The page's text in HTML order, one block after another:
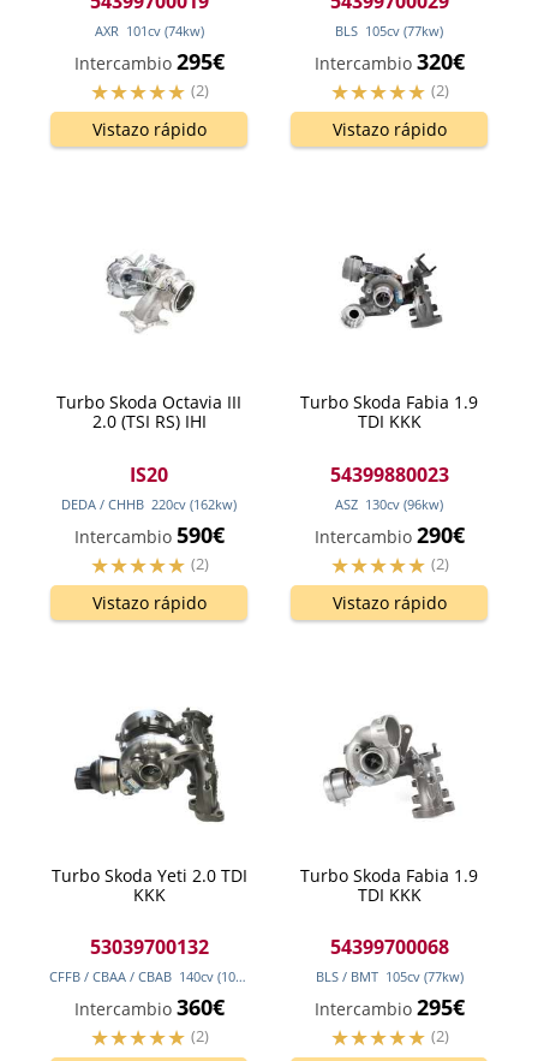
AXR 101cv (74kw)
Intercambio 295€
(2)
Vistazo rápido
BLS 105cv (77kw)
Intercambio 320€
(2)
Vistazo rápido
Turbo Skoda Octavia III
2.0 (TSI RS) IHI
IS20
DEDA / CHHB 220cv (162kw)
Intercambio 590€
(2)
Vistazo rápido
Turbo Skoda Fabia 1.9
TDI KKK
54399880023
ASZ 130cv (96kw)
Intercambio 290€
(2)
Vistazo rápido
Turbo Skoda Yeti 2.0 TDI
KKK
53039700132
CFFB / CBAA / CBAB 140cv (103 kw
Intercambio 360€
(2)
Turbo Skoda Fabia 1.9
TDI KKK
54399700068
BLS / BMT 105cv (77kw)
Intercambio 295€
(2)